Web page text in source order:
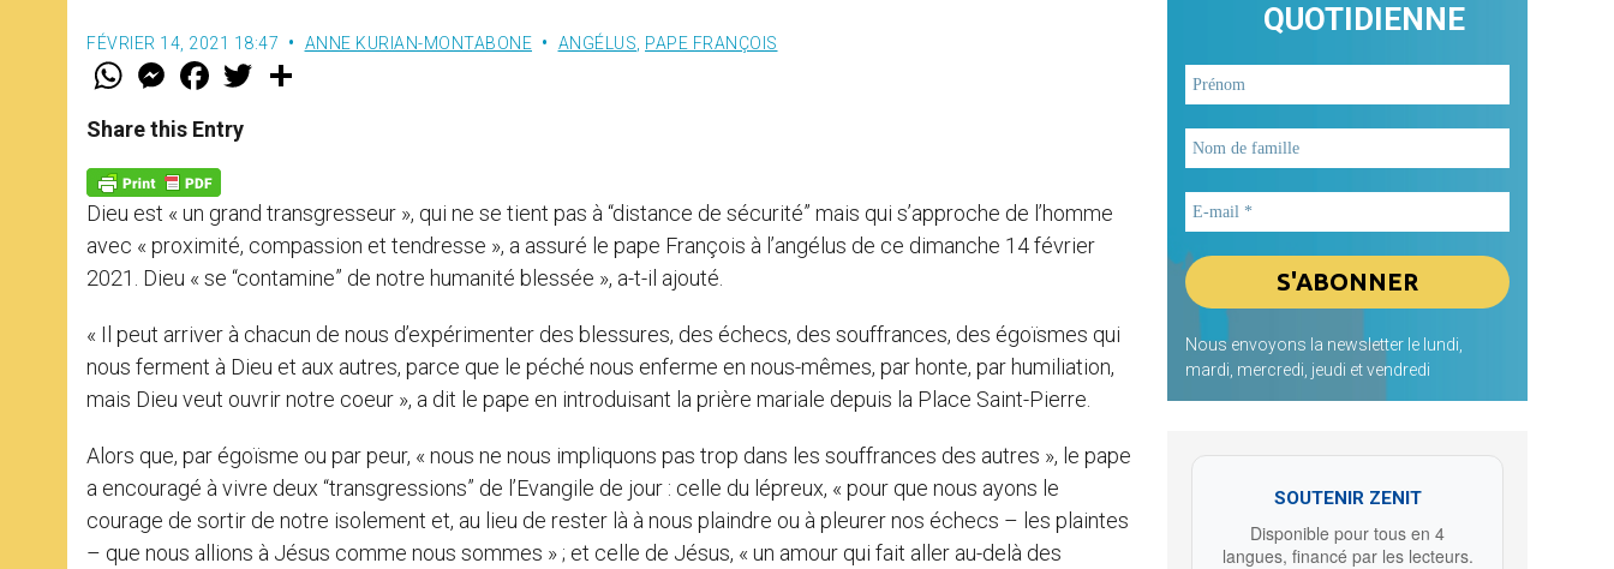
FÉVRIER 14, 2021 18:47 ANNE KURIAN-MONTABONE ANGÉLUS PAPE FRANÇOIS
W
t
s
p
p
M
e
s
e
g
e
r
F
a
e
b
o
k
w
Share this Entry
Dieu est « un grand transgresseur », qui ne se tient pas à “distance de sécurité” mais qui s’approche de l’homme
avec « proximité, compassion et tendresse », a assuré le pape François à l’angélus de ce dimanche 14 février
2021. Dieu « se “contamine” de notre humanité blessée », a-t-il ajouté.
« Il peut arriver à chacun de nous d’expérimenter des blessures, des échecs, des souffrances, des égoïsmes qui
nous ferment à Dieu et aux autres, parce que le péché nous enferme en nous-mêmes, par honte, par humiliation,
mais Dieu veut ouvrir notre coeur », a dit le pape en introduisant la prière mariale depuis la Place Saint-Pierre.
Alors que, par égoïsme ou par peur, « nous ne nous impliquons pas trop dans les souffrances des autres », le pape
a encouragé à vivre deux “transgressions” de l’Evangile de jour : celle du lépreux, « pour que nous ayons le
courage de sortir de notre isolement et, au lieu de rester là à nous plaindre ou à pleurer nos échecs – les plaintes
– que nous allions à Jésus comme nous sommes » ; et celle de Jésus, « un amour qui fait aller au-delà des
QUOTIDIENNE
Nous envoyons la newsletter le lundi,
mardi, mercredi, jeudi et vendredi
SOUTENIR ZENIT
Disponible pour tous en 4
langues, financé par les lecteurs.